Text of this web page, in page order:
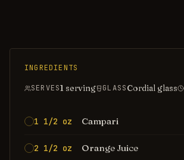
INGREDIENTS
SERVES1 serving GLASSCordial glass
1 1/2 oz Campari
2 1/2 oz Orange Juice